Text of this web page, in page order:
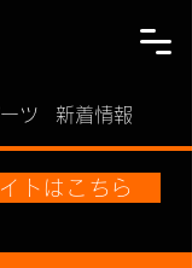
ツ 新着情報
トはこちら